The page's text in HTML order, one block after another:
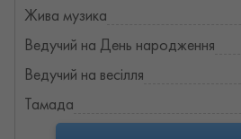
Жива музика
Ведучий на День народження
Ведучий на весілля
Тамада